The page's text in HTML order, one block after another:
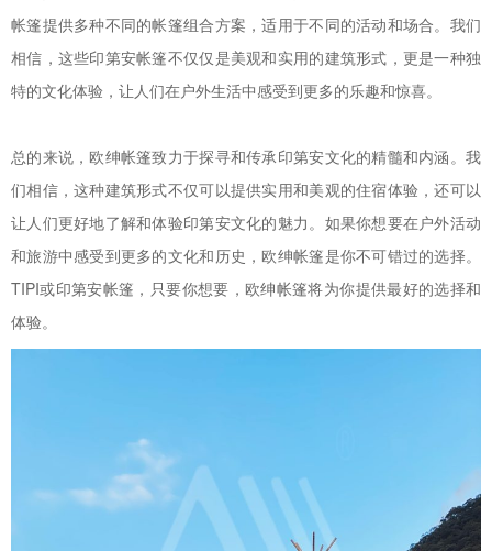
帐篷提供多种不同的帐篷组合方案，适用于不同的活动和场合。我们
相信，这些印第安帐篷不仅仅是美观和实用的建筑形式，更是一种独
特的文化体验，让人们在户外生活中感受到更多的乐趣和惊喜。
总的来说，欧绅帐篷致力于探寻和传承印第安文化的精髓和内涵。我
们相信，这种建筑形式不仅可以提供实用和美观的住宿体验，还可以
让人们更好地了解和体验印第安文化的魅力。如果你想要在户外活动
和旅游中感受到更多的文化和历史，欧绅帐篷是你不可错过的选择。
TIPI或印第安帐篷，只要你想要，欧绅帐篷将为你提供最好的选择和
体验。